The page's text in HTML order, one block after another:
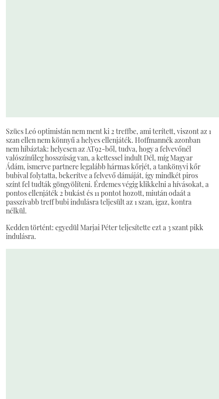
Szücs Leó optimistán nem ment ki 2 treffbe, ami terített, viszont az 1
szan ellen nem könnyű a helyes ellenjáték. Hoffmannék azonban
nem hibáztak: helyesen az AT92-ből, tudva, hogy a felvevőnél
valószínűleg hosszúság van, a kettessel indult Dél, míg Magyar
Ádám, ismerve partnere legalább hármas kőrjét, a tankönyvi kőr
bubival folytatta, bekerítve a felvevő dámáját, így mindkét piros
színt fel tudták göngyölíteni. Érdemes végig klikkelni a hívásokat, a
pontos ellenjáték 2 bukást és 11 pontot hozott, miután odaát a
passzívabb treff bubi indulásra teljesült az 1 szan, igaz, kontra
nélkül.
Kedden történt: egyedül Marjai Péter teljesítette ezt a 3 szant pikk
indulásra.